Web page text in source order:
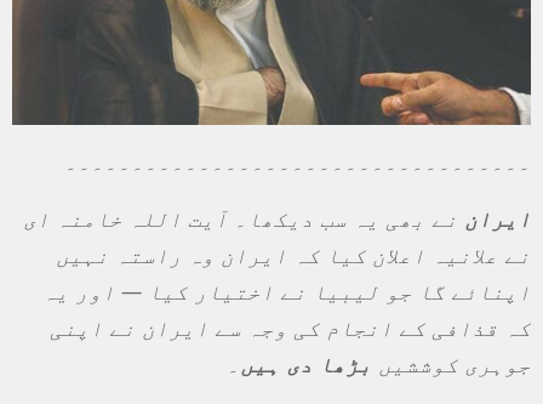
ایران نے بھی یہ سب دیکھا۔ آیت اللہ خامنہ ای
نے علانیہ اعلان کیا کہ ایران وہ راستہ نہیں
اپنائے گا جو لیبیا نے اختیار کیا — اور یہ
کہ قذافی کے انجام کی وجہ سے ایران نے اپنی
جوہری کوششیں بڑھا دی ہیں